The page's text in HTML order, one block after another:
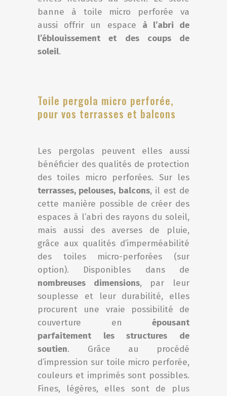
banne à toile micro perforée va
aussi offrir un espace à l’abri de
l’éblouissement et des coups de
soleil.
Toile pergola micro perforée,
pour vos terrasses et balcons
Les pergolas peuvent elles aussi
bénéficier des qualités de protection
des toiles micro perforées. Sur les
terrasses, pelouses, balcons, il est de
cette manière possible de créer des
espaces à l’abri des rayons du soleil,
mais aussi des averses de pluie,
grâce aux qualités d’imperméabilité
des toiles micro-perforées (sur
option). Disponibles dans de
nombreuses dimensions, par leur
souplesse et leur durabilité, elles
procurent une vraie possibilité de
couverture en épousant
parfaitement les structures de
soutien. Grâce au procédé
d’impression sur toile micro perforée,
couleurs et imprimés sont possibles.
Fines, légères, elles sont de plus